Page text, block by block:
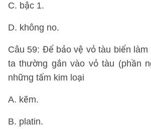
C. bậc 1.
D. không no.
Câu 59: Để bảo vệ vỏ tàu biển
ta thường gắn vào vỏ tàu (phần
những tấm kim loại
A. kẽm.
B. platin.